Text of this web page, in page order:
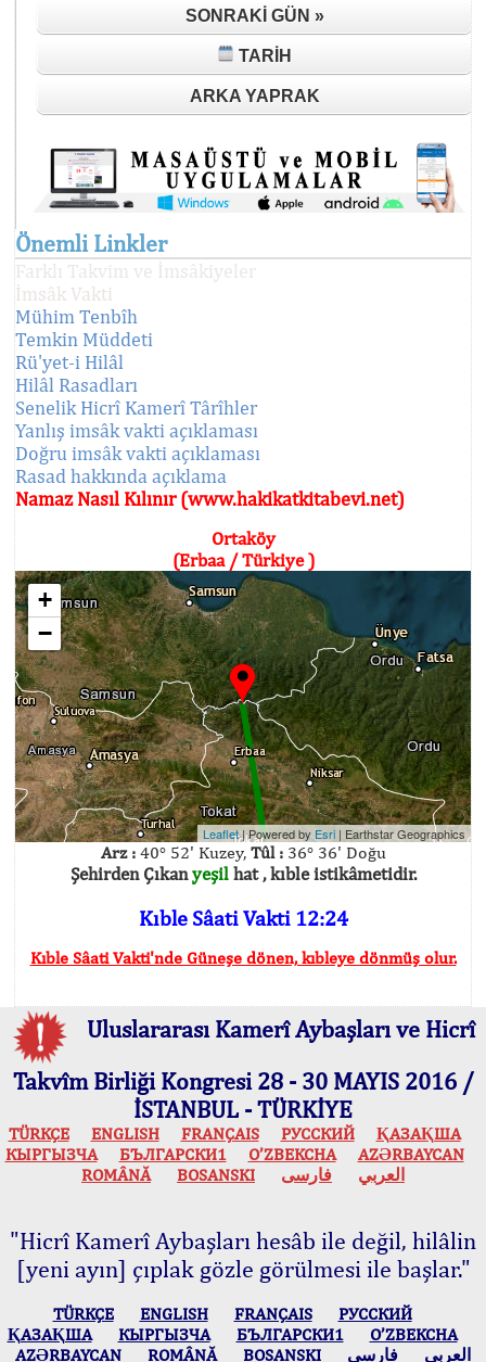
SONRAKI GÜN »
TARIH
ARKA YAPRAK
Önemli Linkler
Farklı Takvim ve İmsâkiyeler
İmsâk Vakti
Mühim Tenbîh
Temkin Müddeti
Rü'yet-i Hilâl
Hilâl Rasadları
Senelik Hicrî Kamerî Târîhler
Yanlış imsâk vakti açıklaması
Doğru imsâk vakti açıklaması
Rasad hakkında açıklama
Namaz Nasıl Kılınır (www.hakikatkitabevi.net)
Ortaköy
(Erbaa / Türkiye )
+
−
Leaflet| Powered by Esri | Earthstar Geographics
Arz :40° 52' Kuzey, Tûl :36° 36' Doğu
Şehirden Çıkanyeşilhat , kıble istikâmetidir.
Kıble Sâati Vakti 12:24
Kıble Sâati Vakti'nde Güneşe dönen, kıbleye dönmüş olur.
Uluslararası Kamerî Aybaşları ve Hicrî
Takvîm Birliği Kongresi 28 - 30 MAYIS 2016 /
İSTANBUL - TÜRKİYE
TÜRKÇE ENGLISH FRANÇAIS РУССКИЙ
ҚАЗАҚША
КЫPГЫЗЧA
БЪЛГАРСКИ1 O’ZBEKCHA
AZӘRBAYCAN
ROMÂNĂ
BOSANSKI العربي فارسی
"Hicrî Kamerî Aybaşları hesâb ile değil, hilâlin
[yeni ayın] çıplak gözle görülmesi ile başlar."
TÜRKÇE ENGLISH FRANÇAIS
РУССКИЙ
ҚАЗАҚША
КЫPГЫЗЧA БЪЛГАРСКИ1
O’ZBEKCHA
AZӘRBAYCAN
ROMÂNĂ BOSANSKI العربي فارسی